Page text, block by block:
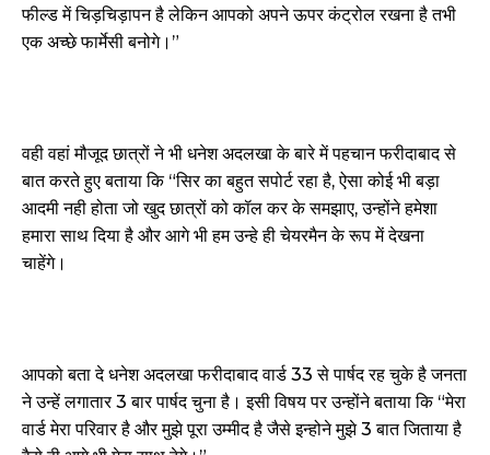
फील्ड में चिड़चिड़ापन है लेकिन आपको अपने ऊपर कंट्रोल रखना है तभी
एक अच्छे फार्मेसी बनोगे।”
वही वहां मौजूद छात्रों ने भी धनेश अदलखा के बारे में पहचान फरीदाबाद से
बात करते हुए बताया कि “सिर का बहुत सपोर्ट रहा है, ऐसा कोई भी बड़ा
आदमी नही होता जो खुद छात्रों को कॉल कर के समझाए, उन्होंने हमेशा
हमारा साथ दिया है और आगे भी हम उन्हे ही चेयरमैन के रूप में देखना
चाहेंगे।
आपको बता दे धनेश अदलखा फरीदाबाद वार्ड 33 से पार्षद रह चुके है जनता
ने उन्हें लगातार 3 बार पार्षद चुना है। इसी विषय पर उन्होंने बताया कि “मेरा
वार्ड मेरा परिवार है और मुझे पूरा उम्मीद है जैसे इन्होने मुझे 3 बात जिताया है